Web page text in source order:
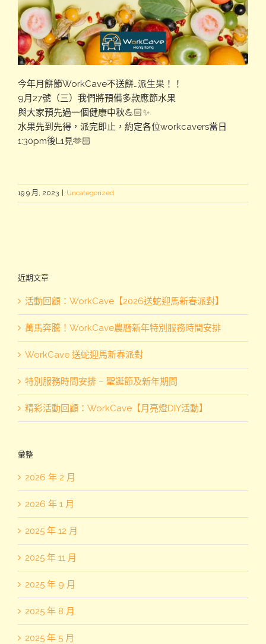
今年月餅節WorkCave不送餅…派生果！！
9月27號（三）我們將預備多款應節水果
與大家預先過一個健康中秋💪🏻✨
水果先到先得，派完即止，約定各位workcavers當日
1:30pm後L1見🫶🏻
19 9 月, 2023 Uncategorized
近期文章
活動回顧：WorkCave【2026送蛇迎馬新春派對】
萬馬奔騰！WorkCave農曆新年特別服務時間安排
WorkCave 送蛇迎馬新春派對
特別服務時間安排 – 聖誕節及新年期間
精彩活動回顧：WorkCave【月亮燈DIY活動】
彙整
2026 年 2 月
2026 年 1 月
2025 年 12 月
2025 年 11 月
2025 年 9 月
2025 年 8 月
2025 年 5 月